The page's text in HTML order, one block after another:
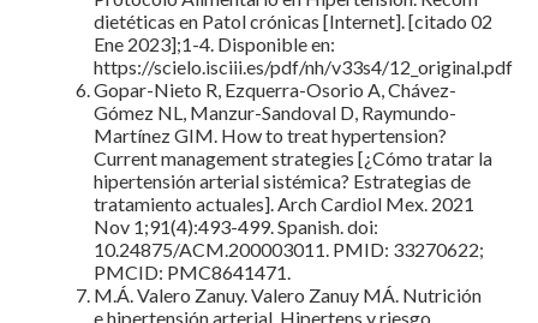
dietéticas en Patol crónicas [Internet]. [citado 02
Ene 2023];1-4. Disponible en:
https://scielo.isciii.es/pdf/nh/v33s4/12_original.pdf
Gopar-Nieto R, Ezquerra-Osorio A, Chávez-
Gómez NL, Manzur-Sandoval D, Raymundo-
Martínez GIM. How to treat hypertension?
Current management strategies [¿Cómo tratar la
hipertensión arterial sistémica? Estrategias de
tratamiento actuales]. Arch Cardiol Mex. 2021
Nov 1;91(4):493-499. Spanish. doi:
10.24875/ACM.200003011. PMID: 33270622;
PMCID: PMC8641471.
M.Á. Valero Zanuy. Valero Zanuy MÁ. Nutrición
e hipertensión arterial. Hipertens y riesgo